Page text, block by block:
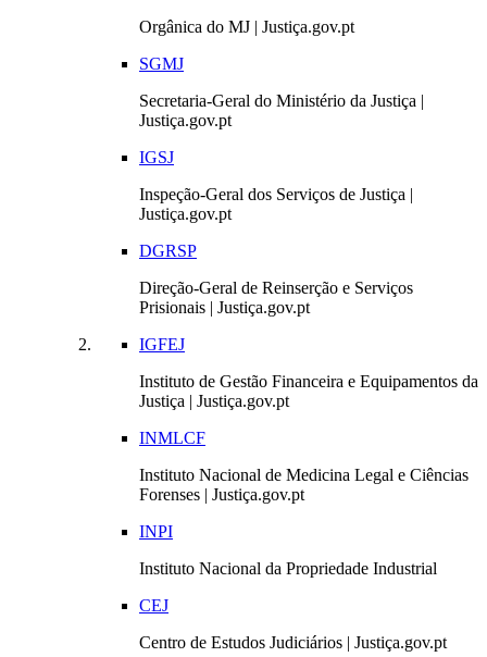
Orgânica do MJ | Justiça.gov.pt
SGMJ
Secretaria-Geral do Ministério da Justiça |
Justiça.gov.pt
IGSJ
Inspeção-Geral dos Serviços de Justiça |
Justiça.gov.pt
DGRSP
Direção-Geral de Reinserção e Serviços
Prisionais | Justiça.gov.pt
IGFEJ
Instituto de Gestão Financeira e Equipamentos da
Justiça | Justiça.gov.pt
INMLCF
Instituto Nacional de Medicina Legal e Ciências
Forenses | Justiça.gov.pt
INPI
Instituto Nacional da Propriedade Industrial
CEJ
Centro de Estudos Judiciários | Justiça.gov.pt